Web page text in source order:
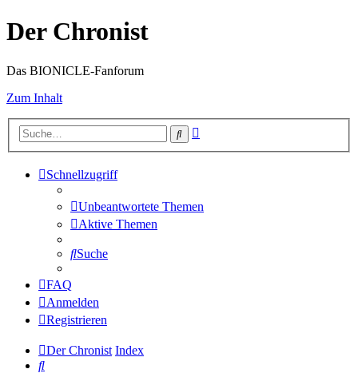
Der Chronist
Das BIONICLE-Fanforum
Zum Inhalt
Suche
Schnellzugriff
Unbeantwortete Themen
Aktive Themen
Suche
FAQ
Anmelden
Registrieren
Der Chronist Index
Suche